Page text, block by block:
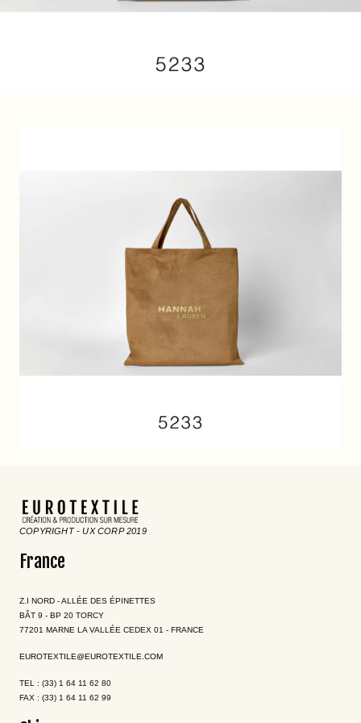
COPYRIGHT - UX CORP 2019
France
Z.I NORD - ALLÉE DES ÉPINETTES
BÂT 9 - BP 20 TORCY
77201 MARNE LA VALLÉE CEDEX 01 - FRANCE
EUROTEXTILE@EUROTEXTILE.COM
TEL : (33) 1 64 11 62 80
FAX : (33) 1 64 11 62 99